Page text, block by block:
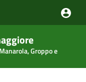
Groppo e